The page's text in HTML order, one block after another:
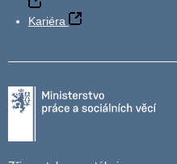
Kariéra